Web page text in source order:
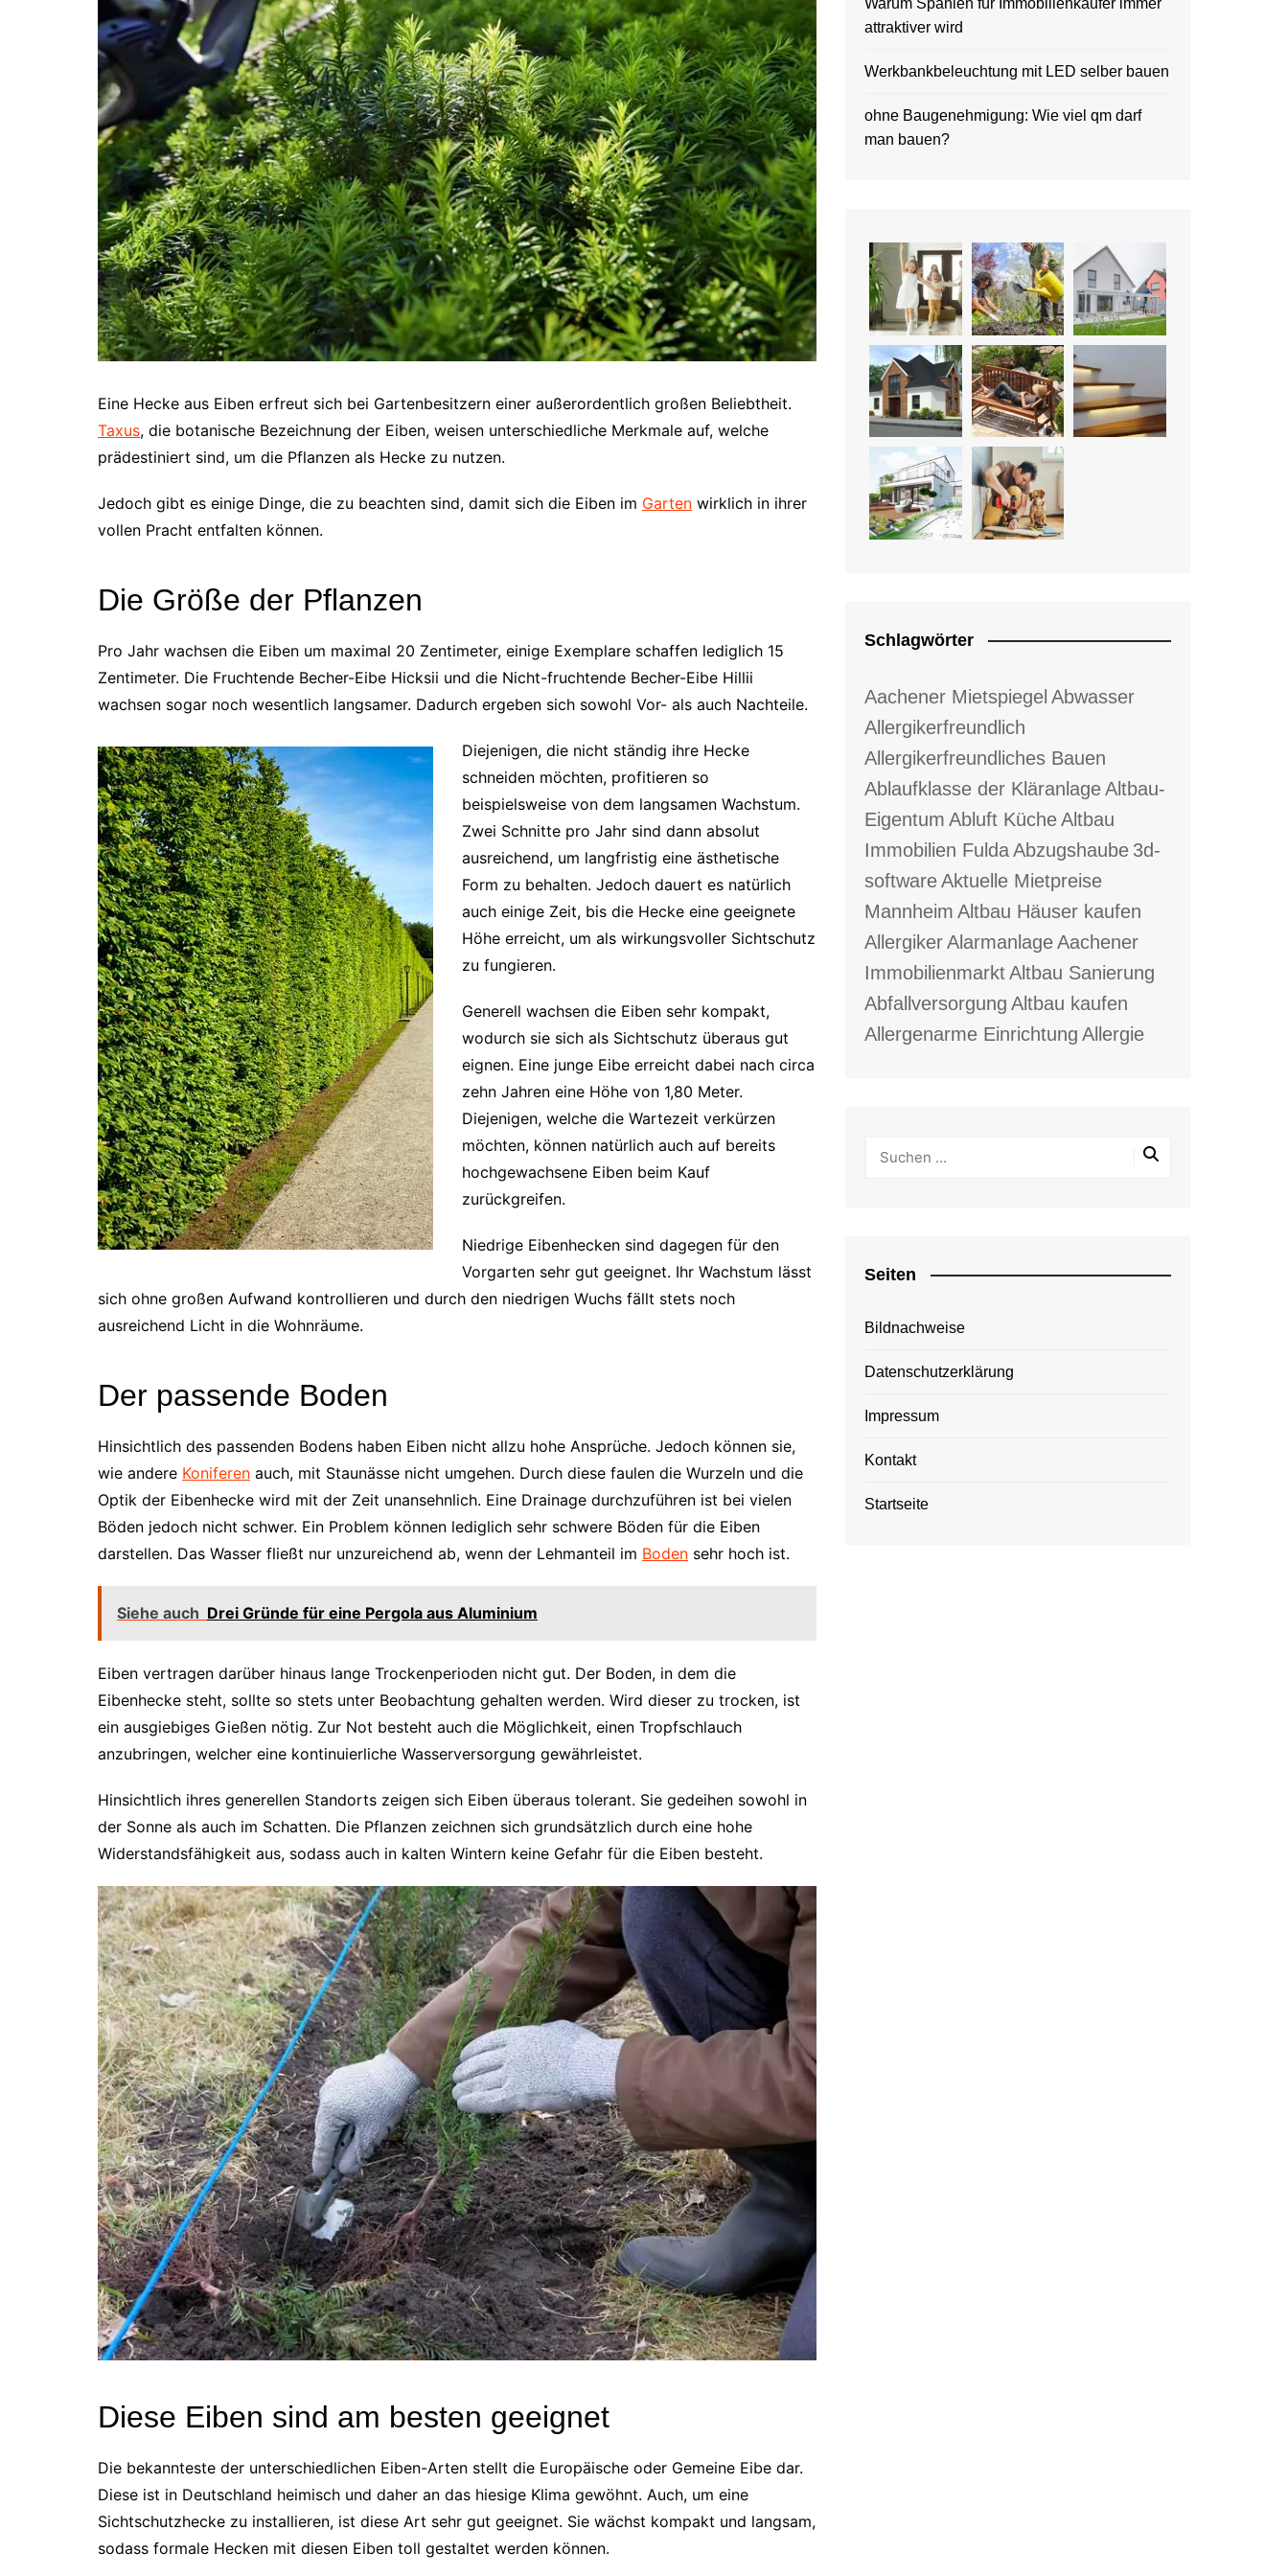
Eine Hecke aus Eiben erfreut sich bei Gartenbesitzern einer außerordentlich großen Beliebtheit.
Taxus, die botanische Bezeichnung der Eiben, weisen unterschiedliche Merkmale auf, welche
prädestiniert sind, um die Pflanzen als Hecke zu nutzen.
Jedoch gibt es einige Dinge, die zu beachten sind, damit sich die Eiben im Garten wirklich in ihrer
vollen Pracht entfalten können.
Die Größe der Pflanzen
Pro Jahr wachsen die Eiben um maximal 20 Zentimeter, einige Exemplare schaffen lediglich 15
Zentimeter. Die Fruchtende Becher-Eibe Hicksii und die Nicht-fruchtende Becher-Eibe Hillii
wachsen sogar noch wesentlich langsamer. Dadurch ergeben sich sowohl Vor- als auch Nachteile.
Diejenigen, die nicht ständig ihre Hecke
schneiden möchten, profitieren so
beispielsweise von dem langsamen Wachstum.
Zwei Schnitte pro Jahr sind dann absolut
ausreichend, um langfristig eine ästhetische
Form zu behalten. Jedoch dauert es natürlich
auch einige Zeit, bis die Hecke eine geeignete
Höhe erreicht, um als wirkungsvoller Sichtschutz
zu fungieren.
Generell wachsen die Eiben sehr kompakt,
wodurch sie sich als Sichtschutz überaus gut
eignen. Eine junge Eibe erreicht dabei nach circa
zehn Jahren eine Höhe von 1,80 Meter.
Diejenigen, welche die Wartezeit verkürzen
möchten, können natürlich auch auf bereits
hochgewachsene Eiben beim Kauf
zurückgreifen.
Niedrige Eibenhecken sind dagegen für den
Vorgarten sehr gut geeignet. Ihr Wachstum lässt
sich ohne großen Aufwand kontrollieren und durch den niedrigen Wuchs fällt stets noch
ausreichend Licht in die Wohnräume.
Der passende Boden
Hinsichtlich des passenden Bodens haben Eiben nicht allzu hohe Ansprüche. Jedoch können sie,
wie andere Koniferen auch, mit Staunässe nicht umgehen. Durch diese faulen die Wurzeln und die
Optik der Eibenhecke wird mit der Zeit unansehnlich. Eine Drainage durchzuführen ist bei vielen
Böden jedoch nicht schwer. Ein Problem können lediglich sehr schwere Böden für die Eiben
darstellen. Das Wasser fließt nur unzureichend ab, wenn der Lehmanteil im Boden sehr hoch ist.
Siehe auch Drei Gründe für eine Pergola aus Aluminium
Eiben vertragen darüber hinaus lange Trockenperioden nicht gut. Der Boden, in dem die
Eibenhecke steht, sollte so stets unter Beobachtung gehalten werden. Wird dieser zu trocken, ist
ein ausgiebiges Gießen nötig. Zur Not besteht auch die Möglichkeit, einen Tropfschlauch
anzubringen, welcher eine kontinuierliche Wasserversorgung gewährleistet.
Hinsichtlich ihres generellen Standorts zeigen sich Eiben überaus tolerant. Sie gedeihen sowohl in
der Sonne als auch im Schatten. Die Pflanzen zeichnen sich grundsätzlich durch eine hohe
Widerstandsfähigkeit aus, sodass auch in kalten Wintern keine Gefahr für die Eiben besteht.
Diese Eiben sind am besten geeignet
Die bekannteste der unterschiedlichen Eiben-Arten stellt die Europäische oder Gemeine Eibe dar.
Diese ist in Deutschland heimisch und daher an das hiesige Klima gewöhnt. Auch, um eine
Sichtschutzhecke zu installieren, ist diese Art sehr gut geeignet. Sie wächst kompakt und langsam,
sodass formale Hecken mit diesen Eiben toll gestaltet werden können.
Warum Spanien für Immobilienkäufer immer
attraktiver wird
Werkbankbeleuchtung mit LED selber bauen
ohne Baugenehmigung: Wie viel qm darf
man bauen?
Schlagwörter
Aachener Mietspiegel Abwasser
Allergikerfreundlich
Allergikerfreundliches Bauen
Ablaufklasse der KläranlageAltbau-
Eigentum Abluft KücheAltbau
Immobilien FuldaAbzugshaube 3d-
softwareAktuelle Mietpreise
Mannheim Altbau Häuser kaufen
AllergikerAlarmanlageAachener
ImmobilienmarktAltbau Sanierung
Abfallversorgung Altbau kaufen
Allergenarme Einrichtung Allergie
Seiten
Bildnachweise
Datenschutzerklärung
Impressum
Kontakt
Startseite